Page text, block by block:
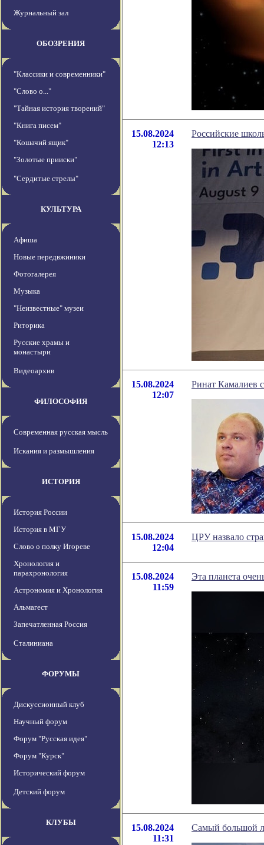
Журнальный зал
ОБОЗРЕНИЯ
"Классики и современники"
"Слово о..."
"Тайная история творений"
"Книга писем"
"Кошачий ящик"
"Золотые прииски"
"Сердитые стрелы"
КУЛЬТУРА
Афиша
Новые передвжиники
Фотогалерея
Музыка
"Неизвестные" музеи
Риторика
Русские храмы и
монастыри
Видеоархив
ФИЛОСОФИЯ
Современная русская мысль
Искания и размышления
ИСТОРИЯ
История России
История в МГУ
Слово о полку Игореве
Хронология и
парахронология
Астрономия и Хронология
Альмагест
Запечатленная Россия
Сталиниана
ФОРУМЫ
Дискуссионный клуб
Научный форум
Форум "Русская идея"
Форум "Курск"
Исторический форум
Детский форум
КЛУБЫ
15.08.2024
12:13
Российские
15.08.2024
12:07
Ринат Камалиев
15.08.2024
12:04
ЦРУ назвало
15.08.2024
11:59
Эта планета
15.08.2024
11:31
Самый большой